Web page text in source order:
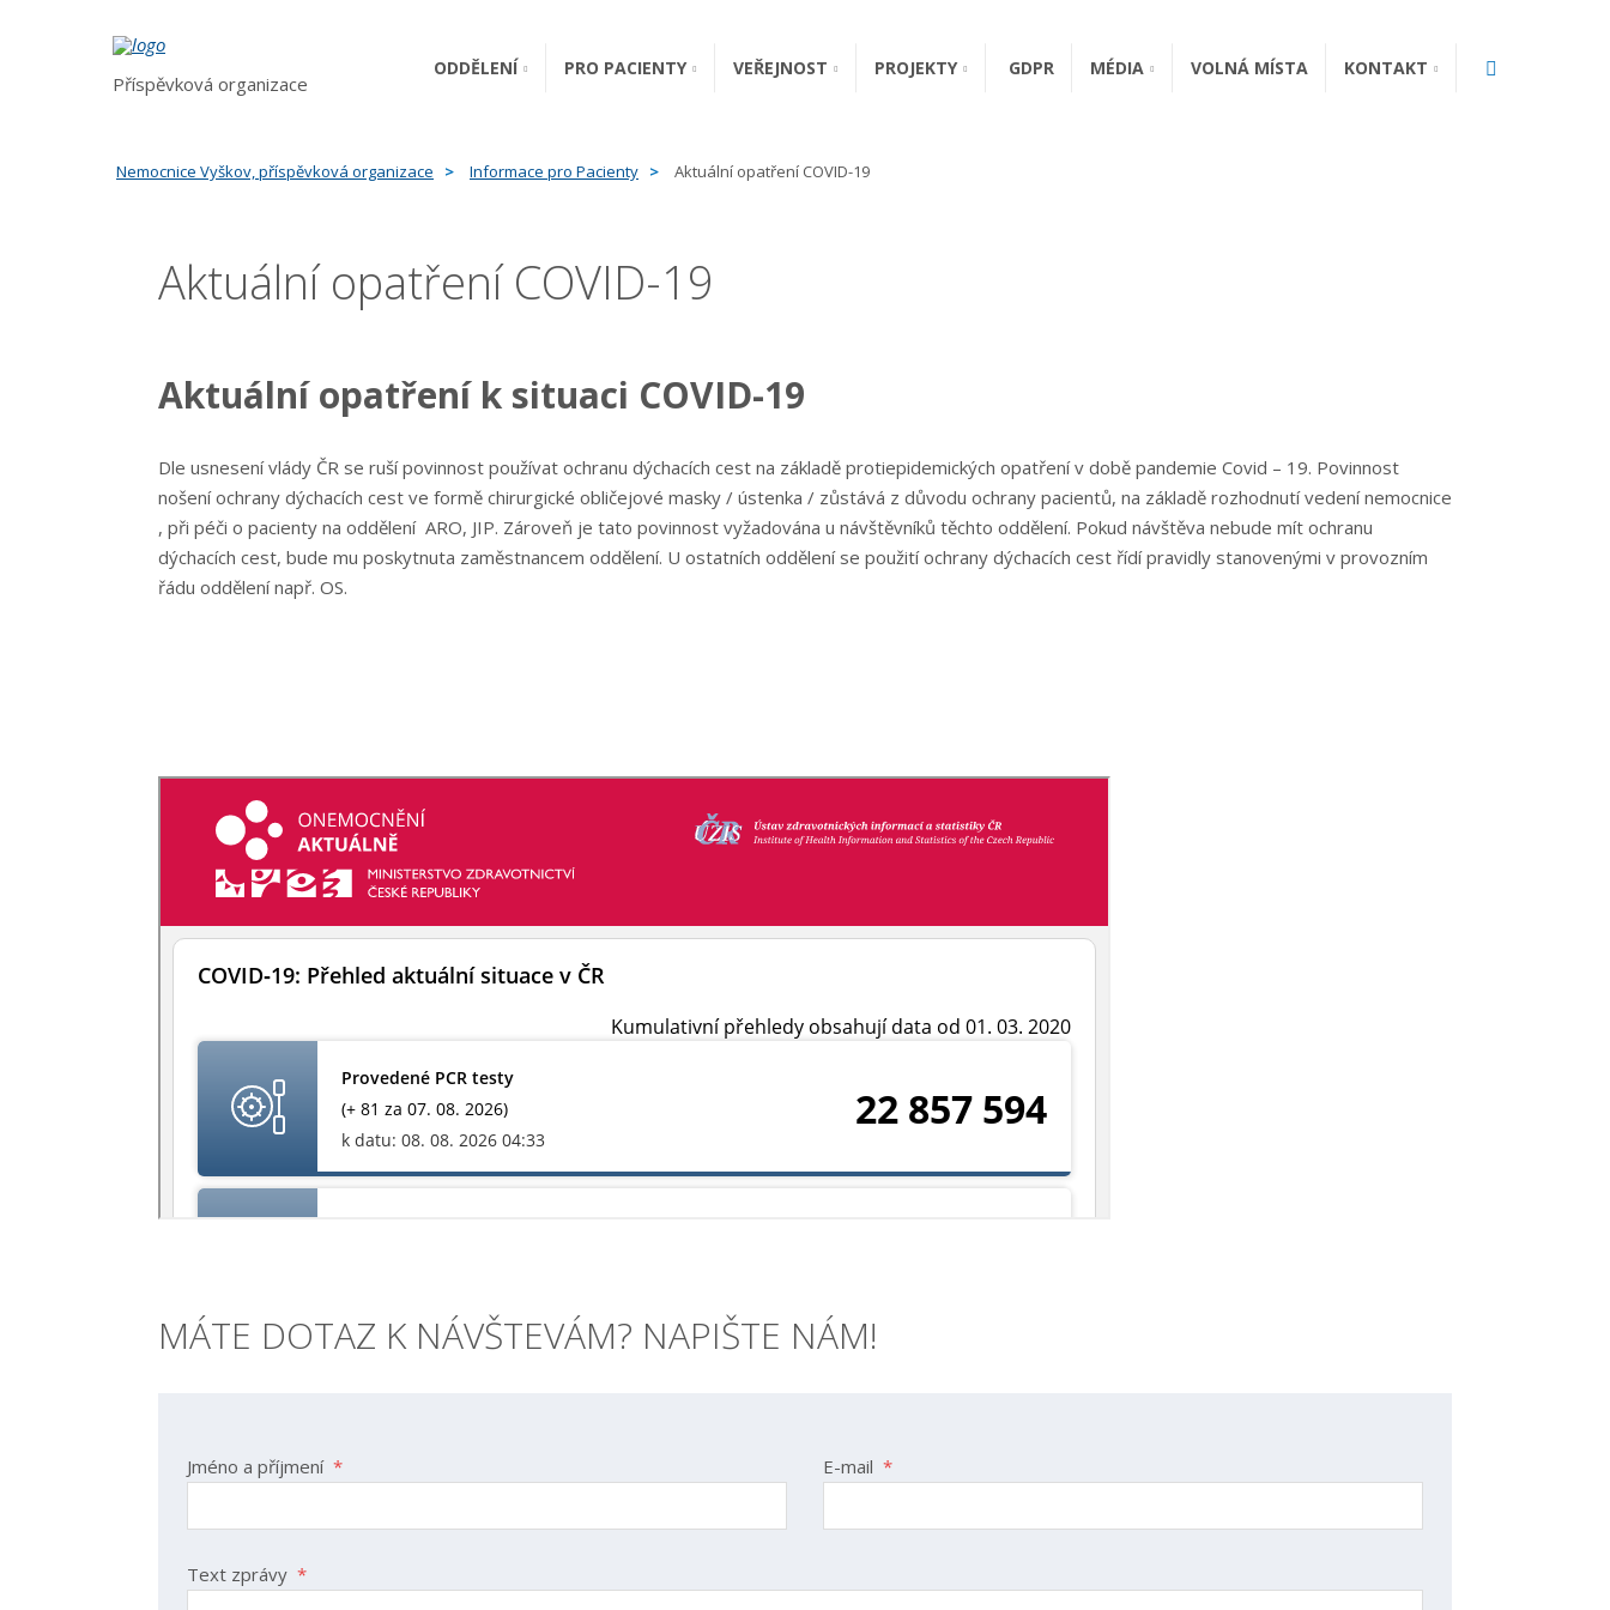
Příspěvková organizace
ODDĚLENÍ PRO PACIENTY VEŘEJNOST PROJEKTY GDPR MÉDIA VOLNÁ MÍSTA KONTAKT
Nemocnice Vyškov, příspěvková organizace Informace pro Pacienty Aktuální opatření COVID-19
Aktuální opatření COVID-19
Aktuální opatření k situaci COVID-19
Dle usnesení vlády ČR se ruší povinnost používat ochranu dýchacích cest na základě protiepidemických opatření v době pandemie Covid – 19. Povinnost
nošení ochrany dýchacích cest ve formě chirurgické obličejové masky / ústenka / zůstává z důvodu ochrany pacientů, na základě rozhodnutí vedení nemocnice
, při péči o pacienty na oddělení ARO, JIP. Zároveň je tato povinnost vyžadována u návštěvníků těchto oddělení. Pokud návštěva nebude mít ochranu
dýchacích cest, bude mu poskytnuta zaměstnancem oddělení. U ostatních oddělení se použití ochrany dýchacích cest řídí pravidly stanovenými v provozním
řádu oddělení např. OS.
MÁTE DOTAZ K NÁVŠTEVÁM? NAPIŠTE NÁM!
Jméno a příjmení * E-mail *
Text zprávy *